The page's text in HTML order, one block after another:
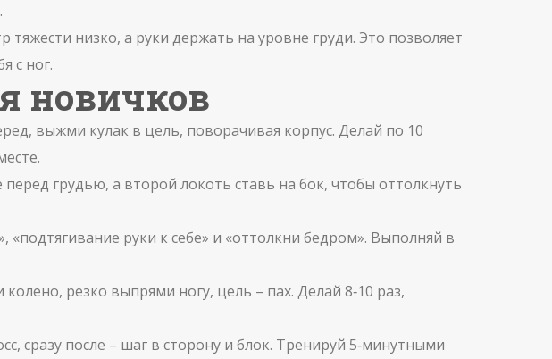
низко, а руки держать на уровне груди. Это позволяет
с ног.
новичков
выжми кулак в цель, поворачивая корпус. Делай по 10
грудью, а второй локоть ставь на бок, чтобы оттолкнуть
«подтягивание руки к себе» и «оттолкни бедром». Выполняй в
резко выпрями ногу, цель – пах. Делай 8‑10 раз,
сразу после – шаг в сторону и блок. Тренируй 5‑минутными